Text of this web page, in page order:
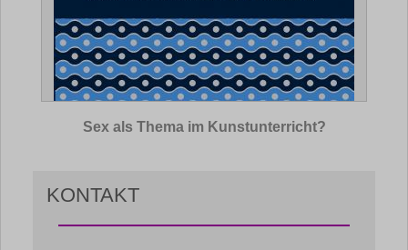
Sex als Thema im Kunstunterricht?
KONTAKT